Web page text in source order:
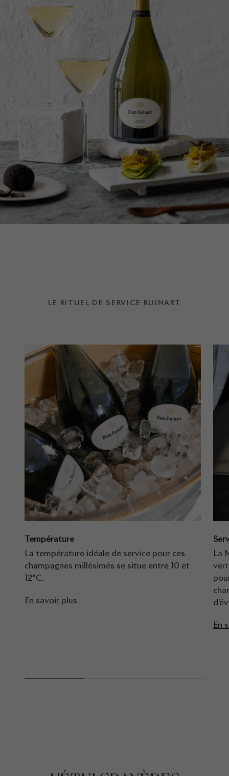
LE RITUEL DE SERVICE RUINART
Température
La température idéale de service pour ces
champagnes millésimés se situe entre 10 et
12°C.
En savoir plus
La
En